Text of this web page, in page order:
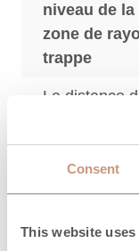
Consent
This website
niveau de
zone de
trappe
La distance
plaque de